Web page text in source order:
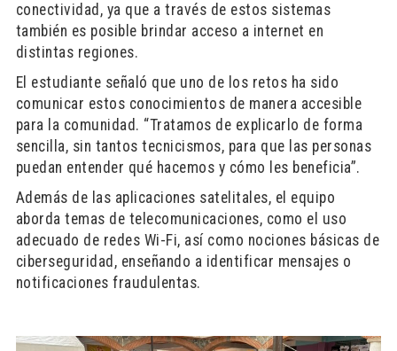
conectividad, ya que a través de estos sistemas
también es posible brindar acceso a internet en
distintas regiones.
El estudiante señaló que uno de los retos ha sido
comunicar estos conocimientos de manera accesible
para la comunidad. “Tratamos de explicarlo de forma
sencilla, sin tantos tecnicismos, para que las personas
puedan entender qué hacemos y cómo les beneficia”.
Además de las aplicaciones satelitales, el equipo
aborda temas de telecomunicaciones, como el uso
adecuado de redes Wi-Fi, así como nociones básicas de
ciberseguridad, enseñando a identificar mensajes o
notificaciones fraudulentas.